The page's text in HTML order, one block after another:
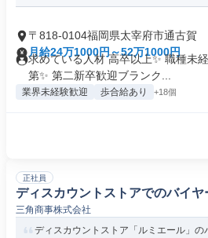
〒818-0104福岡県太宰府市通古賀
月給24万1000円～52万1000円
求めている人材 高卒以上✨ 職種未
第✨ 第二新卒歓迎ブランク...
業界未経験歓迎 歩合給あり +18個
正社員
ディスカウントストアでのバイヤ
三角商事株式会社
ディスカウントストア「ルミエール」